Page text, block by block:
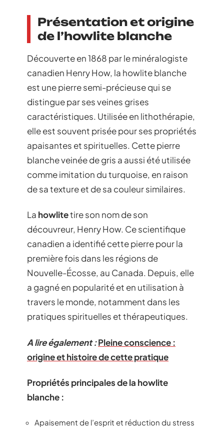
Présentation et origine
de l’howlite blanche
Découverte en 1868 par le minéralogiste
canadien Henry How, la howlite blanche
est une pierre semi-précieuse qui se
distingue par ses veines grises
caractéristiques. Utilisée en lithothérapie,
elle est souvent prisée pour ses propriétés
apaisantes et spirituelles. Cette pierre
blanche veinée de gris a aussi été utilisée
comme imitation du turquoise, en raison
de sa texture et de sa couleur similaires.
La howlitetire son nom de son
découvreur, Henry How. Ce scientifique
canadien a identifié cette pierre pour la
première fois dans les régions de
Nouvelle-Écosse, au Canada. Depuis, elle
a gagné en popularité et en utilisation à
travers le monde, notamment dans les
pratiques spirituelles et thérapeutiques.
A lire également :Pleine conscience :
origine et histoire de cette pratique
Propriétés principales de la howlite
blanche :
Apaisement de l’esprit et réduction du stress